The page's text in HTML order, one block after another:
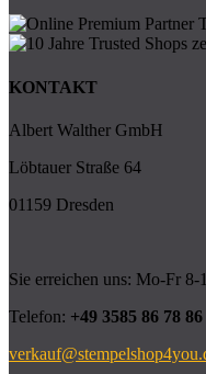
KONTAKT
Albert Walther GmbH
Löbtauer Straße 64
01159 Dresden
Sie erreichen uns: Mo-Fr 8-
Telefon: +49 3585 86 78 86